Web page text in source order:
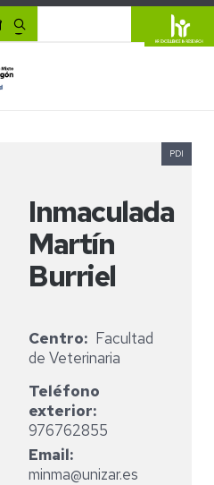
Inmaculada
Martín
Burriel
PDI
Centro
Facultad
de Veterinaria
Teléfono
exterior
976762855
Email
minma@unizar.es